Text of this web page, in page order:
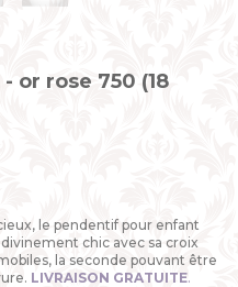
or rose 750 (18
le pendentif pour enfant
chic avec sa croix
la seconde pouvant être
LIVRAISON GRATUITE.